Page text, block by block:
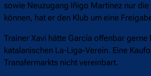
sowie Neuzugang Iñigo Martínez nur
können, hat er den Klub um eine
Trainer Xavi hätte García offenbar
katalanischen La-Liga-Verein. Eine
Transfermarkts nicht vereinbart.